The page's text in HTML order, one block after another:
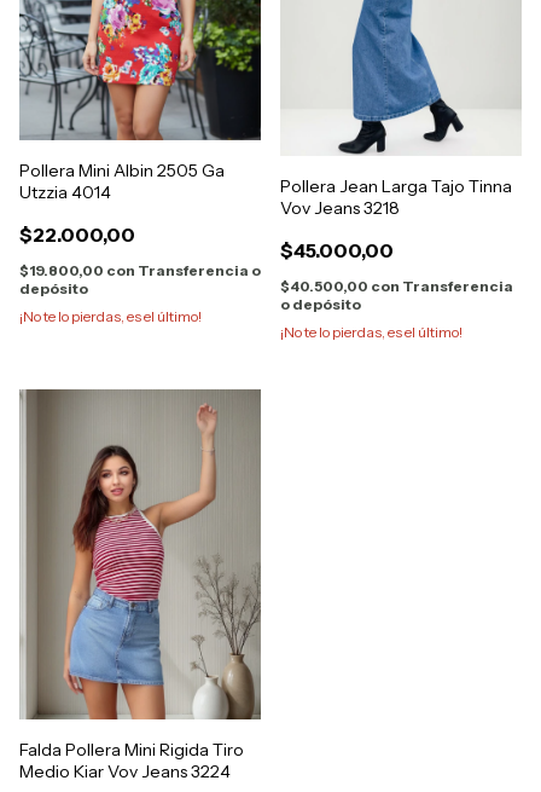
Pollera Mini Albin 2505 Ga
Utzzia 4014
$22.000,00
$19.800,00 con Transferencia o
depósito
¡No te lo pierdas, es el último!
Pollera Jean Larga Tajo Tinna
Vov Jeans 3218
$45.000,00
$40.500,00 con Transferencia
o depósito
¡No te lo pierdas, es el último!
Falda Pollera Mini Rigida Tiro
Medio Kiar Vov Jeans 3224